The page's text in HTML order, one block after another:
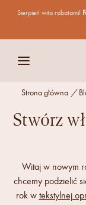
Sierpień wita rabatami!
Strona główna /
Stwórz
Witaj w nowym
chcemy podzielić
rok w tekstylnej